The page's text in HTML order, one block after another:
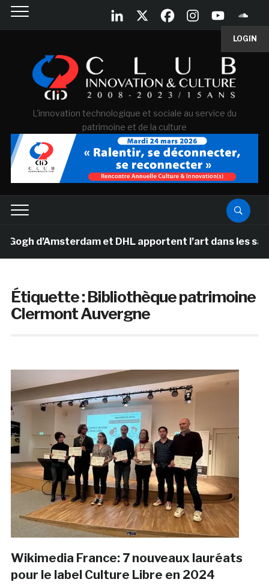
LOGIN
L'innovation technologique et sociale au service du
patrimoine et de la culture
d’Amsterdam et DHL apportent l’art dans les salles
Étiquette :Bibliothèque patrimoine
Clermont Auvergne
Wikimedia France: 7 nouveaux lauréats
pour le label Culture Libre en 2024